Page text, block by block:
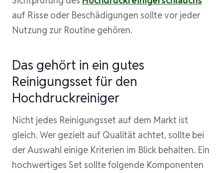
auf Risse oder Beschädigungen sollte vor jeder
Nutzung zur Routine gehören.
Das gehört in ein gutes
Reinigungsset für den
Hochdruckreiniger
Nicht jedes Reinigungsset auf dem Markt ist
gleich. Wer gezielt auf Qualität achtet, sollte bei
der Auswahl einige Kriterien im Blick behalten. Ein
hochwertiges Set sollte folgende Komponenten